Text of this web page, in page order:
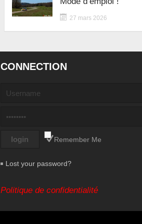
27 mars 2026
CONNECTION
Remember Me
Lost your password?
Politique de confidentialité